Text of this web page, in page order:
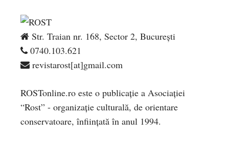
Str. Traian nr. 168, Sector 2, București
0740.103.621
revistarost[at]gmail.com
ROSTonline.ro este o publicaţie a Asociaţiei
“Rost” - organizaţie culturală, de orientare
conservatoare, înfiinţată în anul 1994.